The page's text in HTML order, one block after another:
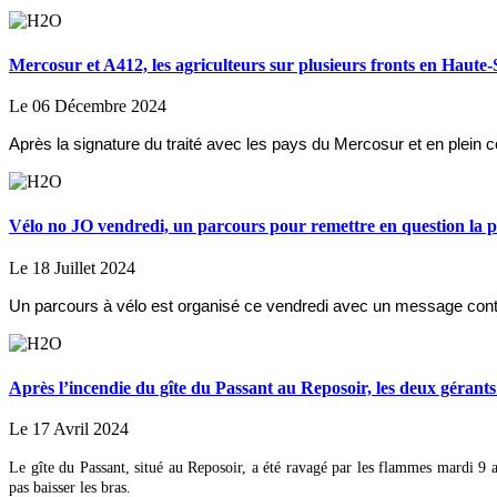
Mercosur et A412, les agriculteurs sur plusieurs fronts en Haute-
Le 06 Décembre 2024
Après la signature du traité avec les pays du Mercosur et en plein
Vélo no JO vendredi, un parcours pour remettre en question la
Le 18 Juillet 2024
Un parcours à vélo est organisé ce vendredi avec un message
Après l’incendie du gîte du Passant au Reposoir, les deux
Le 17 Avril 2024
Le gîte du Passant, situé au Reposoir, a été ravagé par les flammes mardi
pas baisser les bras.